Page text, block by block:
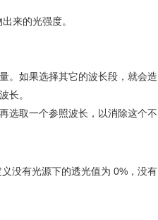
来的光强度。
。如果选择其它的波长段，就会造
长。
选取一个参照波长，以消除这个不
没有光源下的透光值为 0%，没有